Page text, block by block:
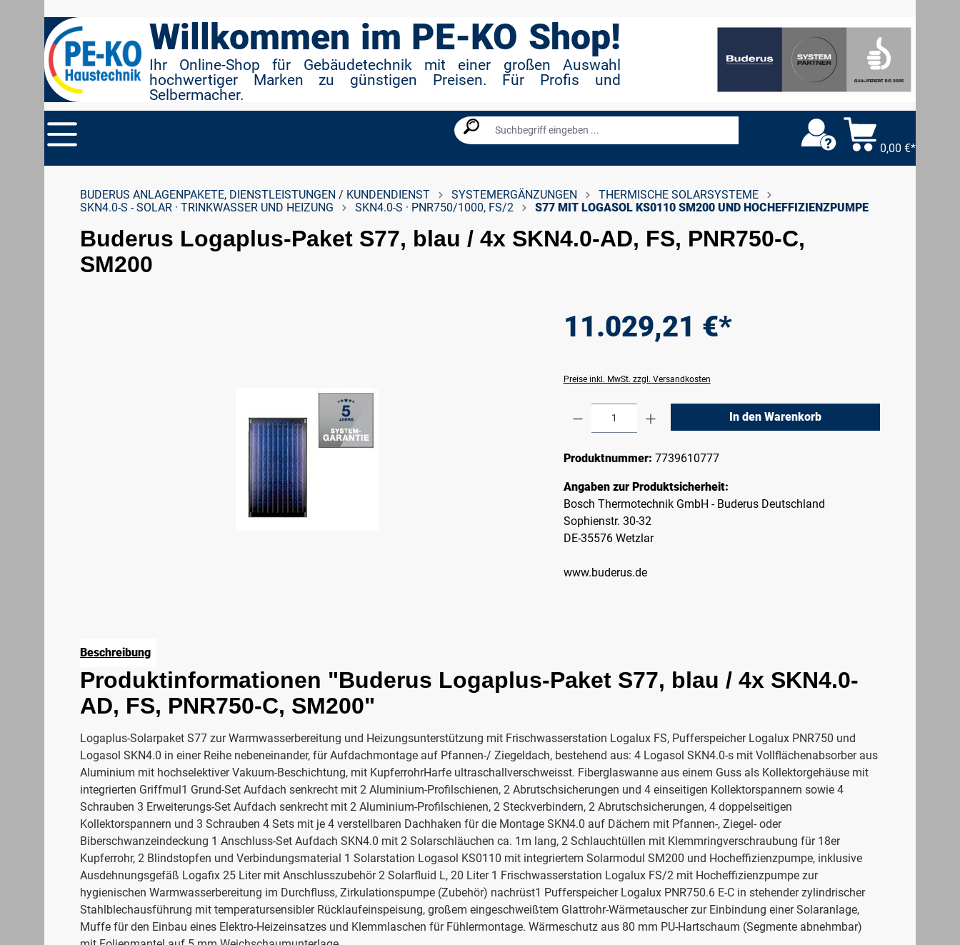
Suche springen
Willkommen im PE-KO Shop!
Ihr Online-Shop für Gebäudetechnik mit einer großen Auswahl
hochwertiger Marken zu günstigen Preisen. Für Profis und
Selbermacher.
0,00 €*
BUDERUS ANLAGENPAKETE, DIENSTLEISTUNGEN / KUNDENDIENST SYSTEMERGÄNZUNGEN
THERMISCHE SOLARSYSTEME
SKN4.0-S - SOLAR · TRINKWASSER UND HEIZUNG
SKN4.0-S · PNR750/1000, FS/2 S77 MIT LOGASOL KS0110 SM200 UND HOCHEFFIZIENZPUMPE
Buderus Logaplus-Paket S77, blau / 4x SKN4.0-AD, FS, PNR750-C,
SM200
11.029,21 €*
Preise inkl. MwSt. zzgl. Versandkosten
Produkt Anzahl: Gib den gewünschten Wert ein
In den Warenkorb
Produktnummer: 7739610777
Angaben zur Produktsicherheit:
Bosch Thermotechnik GmbH - Buderus Deutschland
Sophienstr. 30-32
DE-35576 Wetzlar
www.buderus.de
Beschreibung
Produktinformationen "Buderus Logaplus-Paket S77, blau / 4x SKN4.0-
AD, FS, PNR750-C, SM200"
Logaplus-Solarpaket S77 zur Warmwasserbereitung und Heizungsunterstützung mit Frischwasserstation Logalux FS, Pufferspeicher Logalux PNR750 und
Logasol SKN4.0 in einer Reihe nebeneinander, für Aufdachmontage auf Pfannen-/ Ziegeldach, bestehend aus: 4 Logasol SKN4.0-s mit Vollflächenabsorber aus
Aluminium mit hochselektiver Vakuum-Beschichtung, mit KupferrohrHarfe ultraschallverschweisst. Fiberglaswanne aus einem Guss als Kollektorgehäuse mit
integrierten Griffmul1 Grund-Set Aufdach senkrecht mit 2 Aluminium-Profilschienen, 2 Abrutschsicherungen und 4 einseitigen Kollektorspannern sowie 4
Schrauben 3 Erweiterungs-Set Aufdach senkrecht mit 2 Aluminium-Profilschienen, 2 Steckverbindern, 2 Abrutschsicherungen, 4 doppelseitigen
Kollektorspannern und 3 Schrauben 4 Sets mit je 4 verstellbaren Dachhaken für die Montage SKN4.0 auf Dächern mit Pfannen-, Ziegel- oder
Biberschwanzeindeckung 1 Anschluss-Set Aufdach SKN4.0 mit 2 Solarschläuchen ca. 1m lang, 2 Schlauchtüllen mit Klemmringverschraubung für 18er
Kupferrohr, 2 Blindstopfen und Verbindungsmaterial 1 Solarstation Logasol KS0110 mit integriertem Solarmodul SM200 und Hocheffizienzpumpe, inklusive
Ausdehnungsgefäß Logafix 25 Liter mit Anschlusszubehör 2 Solarfluid L, 20 Liter 1 Frischwasserstation Logalux FS/2 mit Hocheffizienzpumpe zur
hygienischen Warmwasserbereitung im Durchfluss, Zirkulationspumpe (Zubehör) nachrüst1 Pufferspeicher Logalux PNR750.6 E-C in stehender zylindrischer
Stahlblechausführung mit temperatursensibler Rücklaufeinspeisung, großem eingeschweißtem Glattrohr-Wärmetauscher zur Einbindung einer Solaranlage,
Muffe für den Einbau eines Elektro-Heizeinsatzes und Klemmlaschen für Fühlermontage. Wärmeschutz aus 80 mm PU-Hartschaum (Segmente abnehmbar)